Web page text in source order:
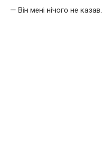
— Він мені нічого не казав.